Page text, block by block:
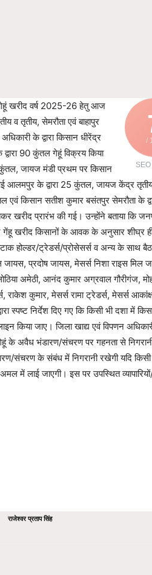
/
गेहूं खरीद वर्ष 2025-26 हेतु आज
व तृतीय, सेमरौता एवं बाहापुर
के द्वारा किसान धीरेंद्र
90 कुंतल गेहूं विक्रय किया
कुंतल, जायज मंडी प्रथम पर किसान
आलमपुर के द्वारा 25 कुंतल, जायज केंद्र
एवं किसान सतीश कुमार बसंतपुर सेमरौता के
खरीद प्रारंभ की गई। उन्होंने बताया कि
खरीद किसानों के आवक के अनुसार शीघ्र
होल्डर/ट्रेडर्स/प्रोसेसर्स व अन्य के साथ
प्रदोष जायस, मेसर्स निशा राइस मिल
अमेठी, आनंद कुमार अग्रवाल गौरीगंज,
कुमार, मेसर्स रामा ट्रेडर्स, मेसर्स
स्पष्ट निर्देश दिए गए कि किसी भी दशा में
जाए। जिला खाद्य एवं विपणन अधिकारी
के अवैध भंडारण/संचरण पर गहनता से
संचरण के संबंध में निगरानी रखेगी यदि किसी
में लाई जाएगी। इस पर उपस्थित
राजेश्वर प्रताप सिंह